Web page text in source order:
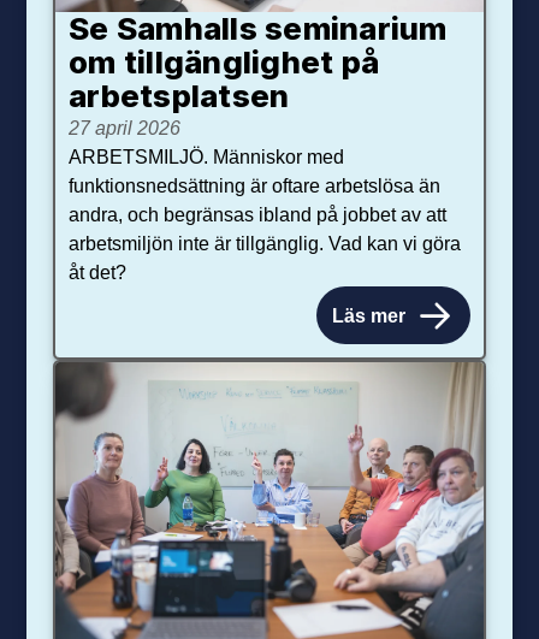
Se Samhalls seminarium
om tillgänglighet på
arbetsplatsen
27 april 2026
ARBETSMILJÖ. Människor med
funktionsnedsättning är oftare arbetslösa än
andra, och begränsas ibland på jobbet av att
arbetsmiljön inte är tillgänglig. Vad kan vi göra
åt det?
Läs mer